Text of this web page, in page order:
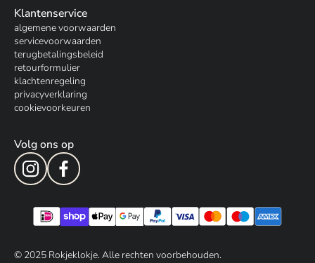
Klantenservice
algemene voorwaarden
servicevoorwaarden
terugbetalingsbeleid
retourformulier
klachtenregeling
privacyverklaring
cookievoorkeuren
Volg ons op
© 2025Rokjeklokje. Alle rechten voorbehouden.